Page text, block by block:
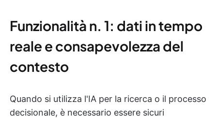
Funzionalità n. 1: dati in tempo
reale e consapevolezza del
contesto
Quando si utilizza l'IA per la ricerca o il processo
decisionale, è necessario essere sicuri